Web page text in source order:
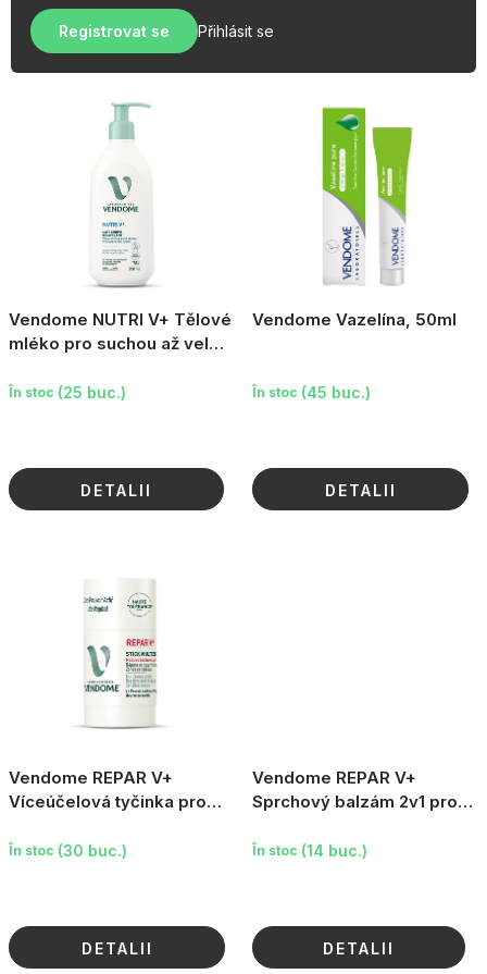
PROMOTIE
PODLE TYPU PROVOZU
Jak nakupovat
e
Registrovat se Přihlásit se
a
l
u
Vendome NUTRI V+ Tělové
mléko pro suchou až velmi
În stoc (25 buc.)
DETALII
Vendome Vazelína, 50ml
În stoc (45 buc.)
DETALII
Vendome REPAR V+
Víceúčelová tyčinka pro
În stoc (30 buc.)
DETALII
Vendome REPAR V+
Sprchový balzám 2v1 pro
În stoc (14 buc.)
DETALII